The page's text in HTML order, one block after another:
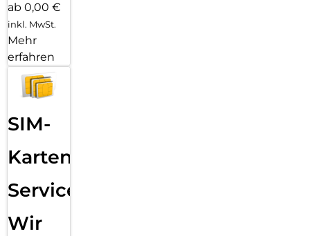
ab 0,00 €
inkl. MwSt.
Mehr
erfahren
SIM-
Karten
Service:
Wir